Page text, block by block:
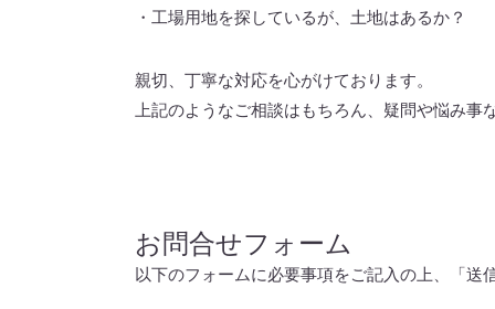
・​工場用地を探しているが、土地はあるか？
親切、丁寧な対応を心がけております。
上記のようなご相談はもちろん、疑問や悩み
お問合せフォーム
以下のフォームに必要事項をご記入の上、「送